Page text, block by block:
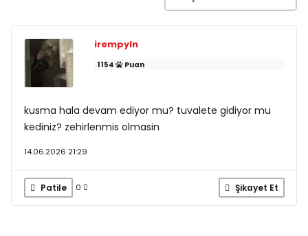
irempyln
1154 Puan
kusma hala devam ediyor mu? tuvalete gidiyor mu
kediniz? zehirlenmis olmasin
14.06.2026 21:29
Patile 0 Şikayet Et